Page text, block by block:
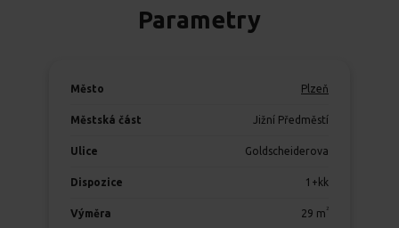
Parametry
Město Plzeň
Městská část Jižní Předměstí
Ulice Goldscheiderova
Dispozice 1+kk
Výměra 29 m 2